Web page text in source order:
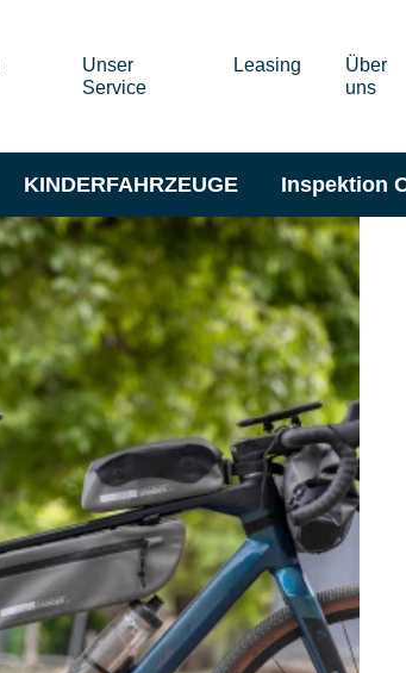
Unser
Service
Leasing
Über
uns
KINDERFAHRZEUGE Inspektion